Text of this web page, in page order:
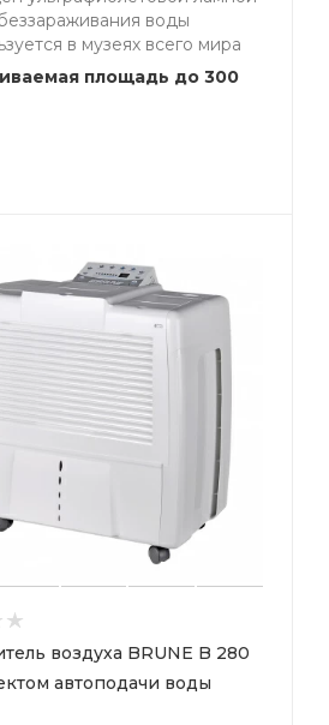
воды
в музеях всего мира
площадь до 300
воздуха BRUNE B 280
автоподачи воды